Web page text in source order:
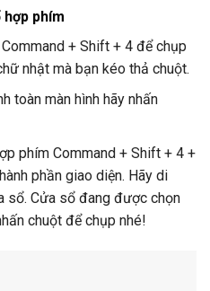
hợp phím
+ Shift + 4 để chụp
nhật mà bạn kéo thả chuột.
toàn màn hình hãy nhấn
phím Command + Shift + 4 +
phần giao diện. Hãy di
sổ. Cửa sổ đang được chọn
chuột để chụp nhé!